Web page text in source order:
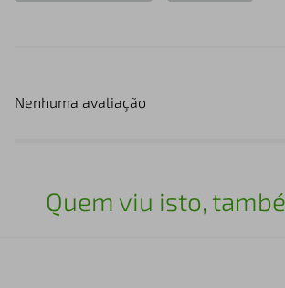
Nenhuma avaliação
Quem viu isto,